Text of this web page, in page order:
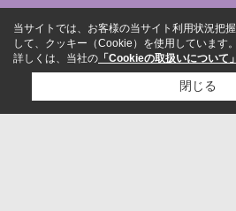
当サイトでは、お客様の当サイト利用状況把
して、クッキー（Cookie）を使用しています。
詳しくは、当社の 「Cookieの取扱いについて」
閉じる